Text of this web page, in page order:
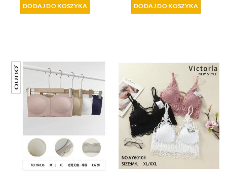
DODAJ DO KOSZYKA DODAJ DO KOSZYKA